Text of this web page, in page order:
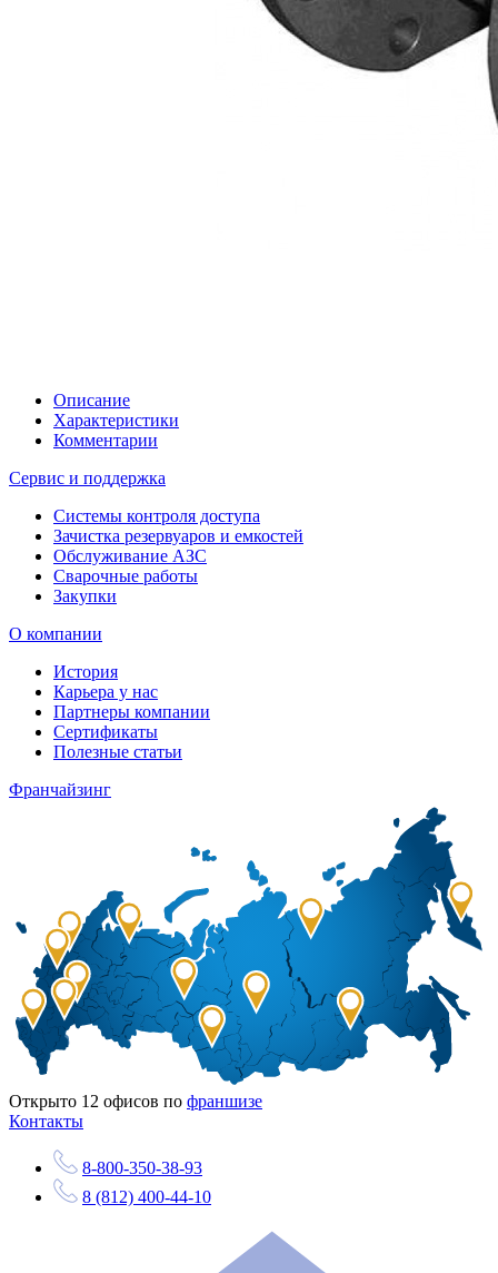
Описание
Характеристики
Комментарии
Сервис и поддержка
Системы контроля доступа
Зачистка резервуаров и емкостей
Обслуживание АЗС
Сварочные работы
Закупки
О компании
История
Карьера у нас
Партнеры компании
Сертификаты
Полезные статьи
Франчайзинг
Открыто 12 офисов по франшизе
Контакты
8-800-350-38-93
8 (812) 400-44-10